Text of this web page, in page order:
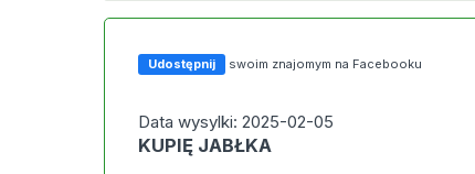
Udostępnij swoim znajomym na Facebooku
Data wysylki: 2025-02-05
KUPIĘ JABŁKA